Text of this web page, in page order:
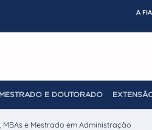
A FIA
MESTRADO E DOUTORADO
e Mestrado em Administração